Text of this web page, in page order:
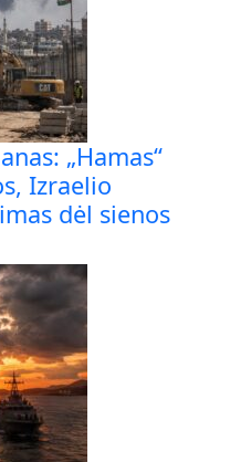
„Hamas“
Izraelio
dėl sienos